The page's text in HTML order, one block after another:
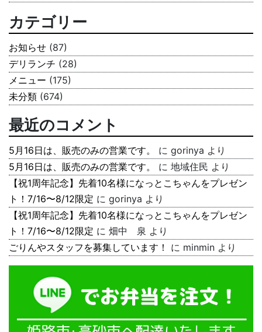
カテゴリー
お知らせ (87)
デリランチ (28)
メニュー (175)
未分類 (674)
最近のコメント
5月16日は、販売のみの営業です。 に gorinya より
5月16日は、販売のみの営業です。
に 地域住民 より
【祝1周年記念】先着10名様になっとこちゃんをプレゼン
ト！7/16〜8/12限定 に gorinya より
【祝1周年記念】先着10名様になっとこちゃんをプレゼン
ト！7/16〜8/12限定 に 畑中 泉 より
ごりんやスタッフを募集しています！
に minmin より